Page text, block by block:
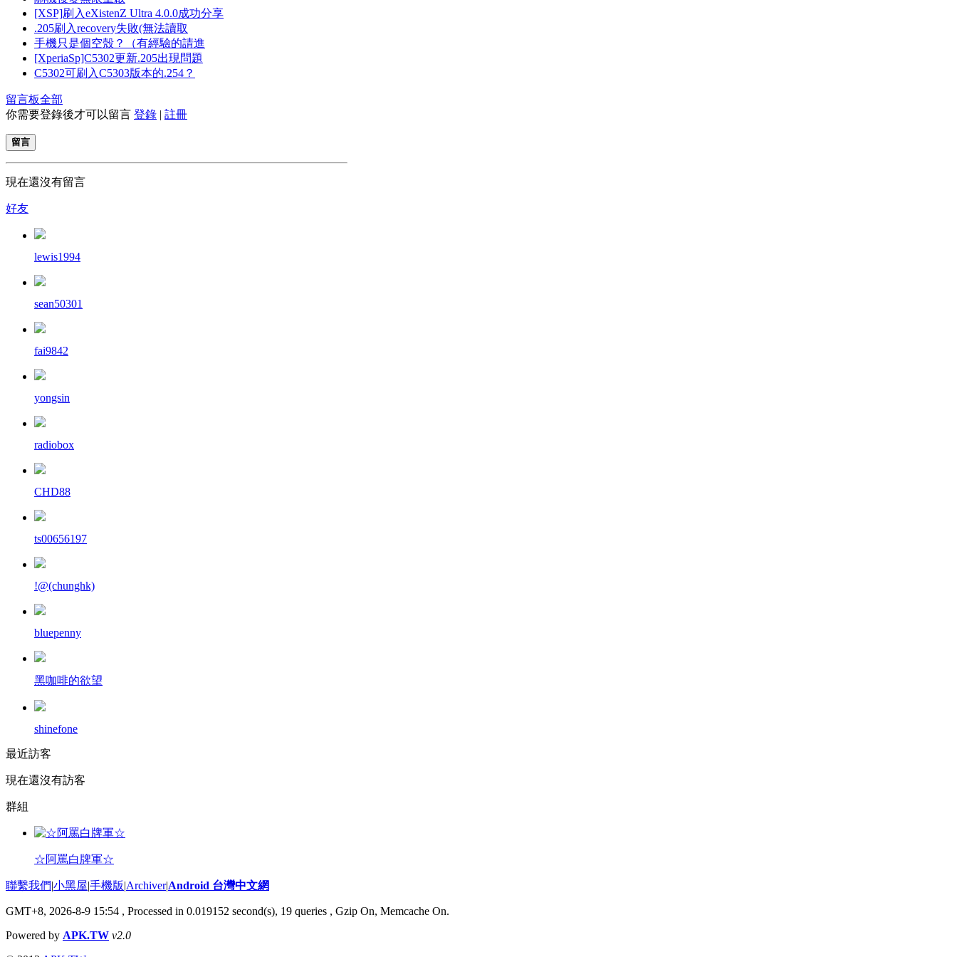
[XSP]刷入eXistenZ Ultra 4.0.0成功分享
.205刷入recovery失敗(無法讀取
手機只是個空殼？（有經驗的請進
[XperiaSp]C5302更新.205出現問題
C5302可刷入C5303版本的.254？
留言板全部
你需要登錄後才可以留言 登錄 | 註冊
留言
現在還沒有留言
好友
lewis1994
sean50301
fai9842
yongsin
radiobox
CHD88
ts00656197
!@(chunghk)
bluepenny
黑咖啡的欲望
shinefone
最近訪客
現在還沒有訪客
群組
☆阿罵白牌軍☆
聯繫我們|小黑屋|手機版|Archiver|Android 台灣中文網
GMT+8, 2026-8-9 15:54 , Processed in 0.019152 second(s), 19 queries , Gzip On, Memcache On.
Powered by APK.TW v2.0